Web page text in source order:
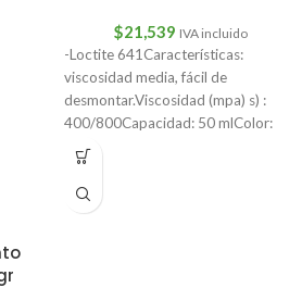
$21,539 IVA incluido
-Loctite 641Características:
viscosidad media, fácil de
desmontar.Viscosidad (mpa) s) :
400/800Capacidad: 50 mlColor:
amarilloFuerza de corte
psi:940Espacio máximo de llenado